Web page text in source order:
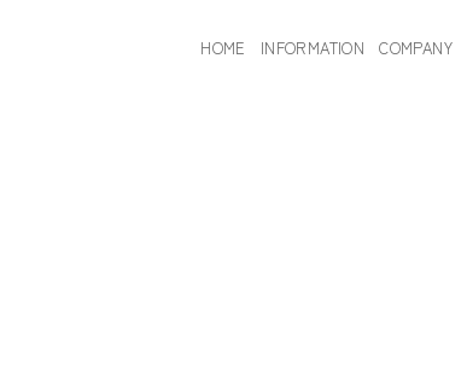
HOME INFORMATION COMPANY